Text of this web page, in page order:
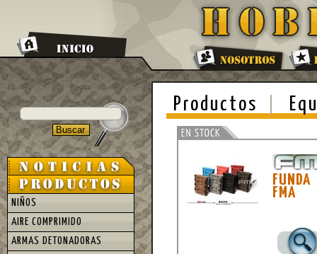
Productos
FMA
NIÑOS
AIRE COMPRIMIDO
ARMAS DETONADORAS